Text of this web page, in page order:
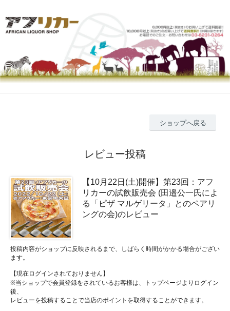
ショップへ戻る
レビュー投稿
【10月22日(土)開催】第23回：アフ
リカーの試飲販売会 (田邉公一氏によ
る「ピザ マルゲリータ」とのペアリ
ングの会)のレビュー
投稿内容がショップに反映されるまで、しばらく時間がかかる場合がござい
ます。
【現在ログインされておりません】
※当ショップで会員登録をされているお客様は、トップページよりログイン
後、
レビューを投稿することで当店のポイントを取得することができます。